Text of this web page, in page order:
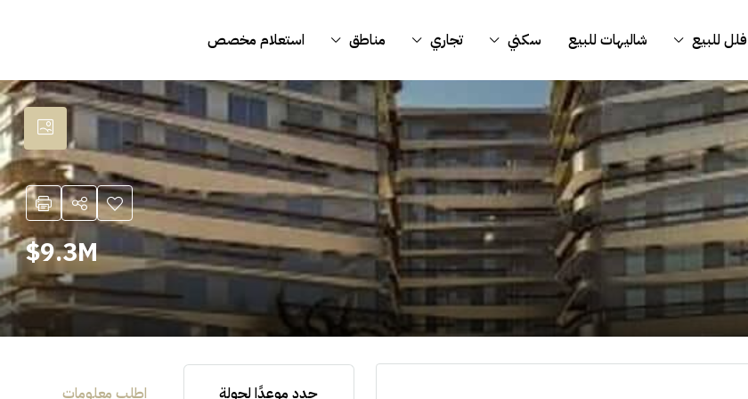
فلل للبيع شاليهات للبيع سكني تجاري مناطق استعلام مخصص
9.3M$
حدد موعدًا لجولة اطلب معلومات